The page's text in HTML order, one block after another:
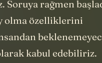
rağmen
olma özelliklerini
kabul edebiliriz.